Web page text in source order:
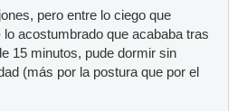
pero entre lo ciego que
acostumbrado que acababa tras
15 minutos, pude dormir sin
(más por la postura que por el